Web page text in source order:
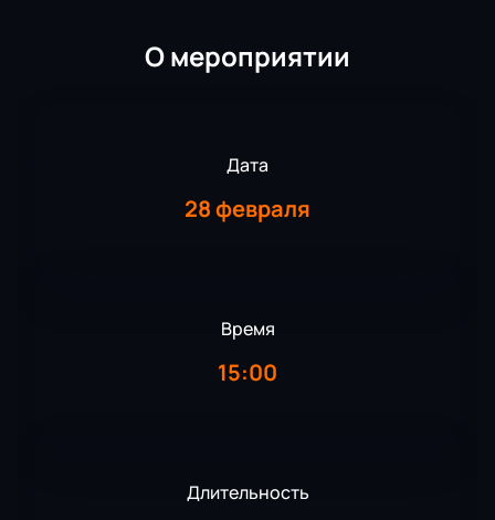
О мероприятии
Дата
28 февраля
Время
15:00
Длительность